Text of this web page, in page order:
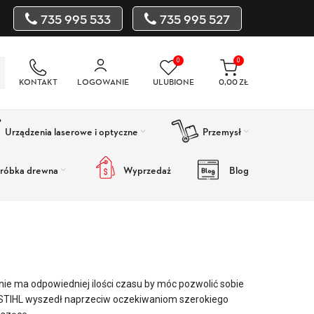
735 995 533 735 995 527
KONTAKT LOGOWANIE
0
ULUBIONE
0
0,00ZŁ
Urządzenia laserowe i optyczne Przemysł
drewna Wyprzedaż Blog
ma odpowiedniej ilości czasu by móc pozwolić sobie
wyszedł naprzeciw oczekiwaniom szerokiego